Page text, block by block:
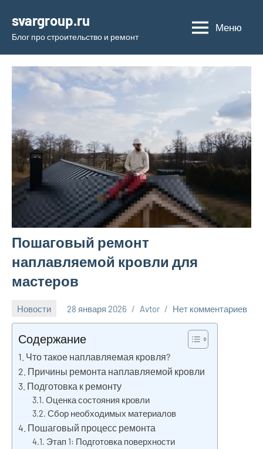
содержимому
svargroup.ru
Блог про строительство и ремонт
Меню
Пошаговый ремонт
наплавляемой кровли для
мастеров
Новости 28 января 2026 Avtor Нет комментариев
Содержание
Что такое наплавляемая кровля?
Причины ремонта наплавляемой кровли
Подготовка к ремонту
Оценка состояния кровли
Сбор необходимых материалов
Пошаговый процесс ремонта
Этап 1: Подготовка поверхности